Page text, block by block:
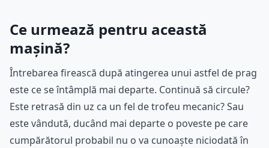
Ce urmează pentru această
mașină?
Întrebarea firească după atingerea unui astfel de prag
este ce se întâmplă mai departe. Continuă să circule?
Este retrasă din uz ca un fel de trofeu mecanic? Sau
este vândută, ducând mai departe o poveste pe care
cumpărătorul probabil nu o va cunoaște niciodată în